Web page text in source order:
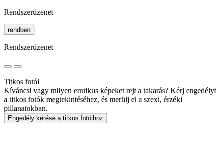
Rendszerüzenet
rendben
Rendszerüzenet
Titkos fotói
Kíváncsi vagy milyen erotikus képeket rejt a takarás? Kérj engedélyt
a titkos fotók megtekintéséhez, és merülj el a szexi, érzéki
pillanatokban.
Engedély kérése a titkos fotóihoz